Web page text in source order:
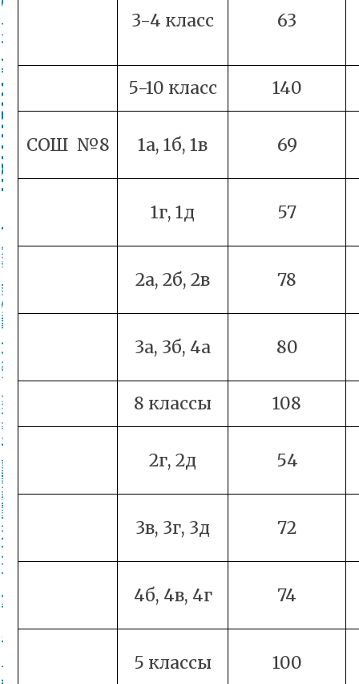
3-4 класс 63
5-10 класс 140
СОШ №8 1а, 1б, 1в 69
1г, 1д 57
2а, 2б, 2в 78
3а, 3б, 4а 80
8 классы 108
2г, 2д 54
3в, 3г, 3д 72
4б, 4в, 4г 74
5 классы 100